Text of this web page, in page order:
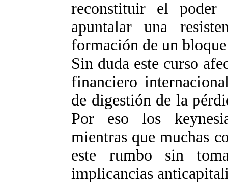
reconstituir el poder
apuntalar una
formación de un
Sin duda este curso
financiero
de digestión de la
Por eso los
mientras que muchas
este rumbo sin
implicancias